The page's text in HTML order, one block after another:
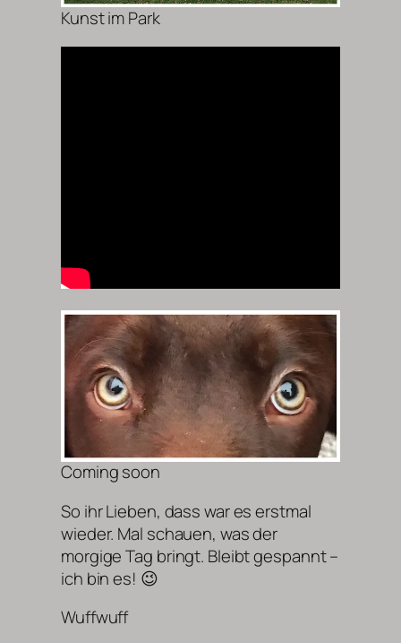
Kunst im Park
Coming soon
So ihr Lieben, dass war es erstmal
wieder. Mal schauen, was der
morgige Tag bringt. Bleibt gespannt –
ich bin es! 😉
Wuffwuff